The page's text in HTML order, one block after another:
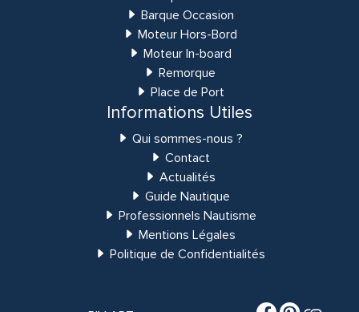
Barque Occasion
Moteur Hors-Bord
Moteur In-board
Remorque
Place de Port
Informations Utiles
Qui sommes-nous ?
Contact
Actualités
Guide Nautique
Professionnels Nautisme
Mentions Légales
Politique de Confidentialités